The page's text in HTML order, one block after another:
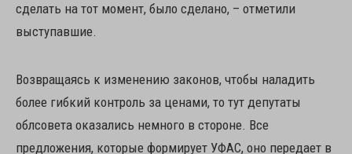
сделать на тот момент, было сделано, – отметили
выступавшие.
Возвращаясь к изменению законов, чтобы наладить
более гибкий контроль за ценами, то тут депутаты
облсовета оказались немного в стороне. Все
предложения, которые формирует УФАС, оно передает в